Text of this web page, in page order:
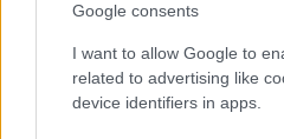
Google consents
I want to allow Google to
related to advertising like
device identifiers in apps.
ποιον ανήκει -λέει- η
Ανδρέα, να γυρνούν